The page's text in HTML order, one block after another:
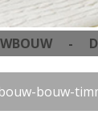
-
bouw-